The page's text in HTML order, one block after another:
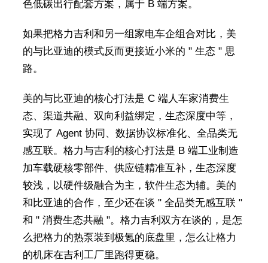
色低碳出行配套方案，属于 B 端方案。
如果把格力吉利和另一组家电车企组合对比，美
的与比亚迪的模式反而更接近小米的 " 生态 " 思
路。
美的与比亚迪的核心打法是 C 端人车家消费生
态、渠道共融、双向利益绑定，生态深度中等，
实现了 Agent 协同、数据协议标准化、全品类无
感互联。格力与吉利的核心打法是 B 端工业制造
加车载硬核零部件、供应链精准互补，生态深度
较浅，以硬件级融合为主，软件生态为辅。美的
和比亚迪的合作，至少还在谈 " 全品类无感互联 "
和 " 消费生态共融 "。格力吉利双方在谈的，是怎
么把格力的热泵装到极氪的底盘里，怎么让格力
的机床在吉利工厂里跑得更稳。